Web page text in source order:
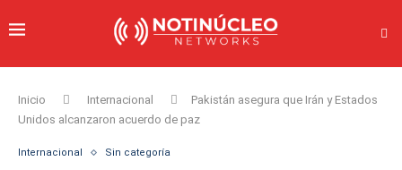
Inicio Internacional
Pakistán asegura que Irán y Estados
Unidos alcanzaron acuerdo de paz
Internacional Sin categoría